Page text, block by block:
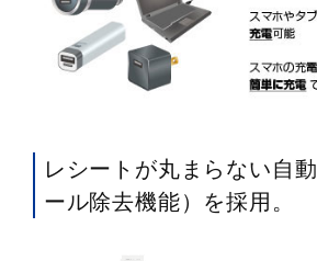
レシートが丸まらない自
ール除去機能）を採用。